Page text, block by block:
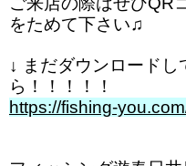
をためて下さい♫
↓ まだダウンロード
ら！！！！！
https://fishing-